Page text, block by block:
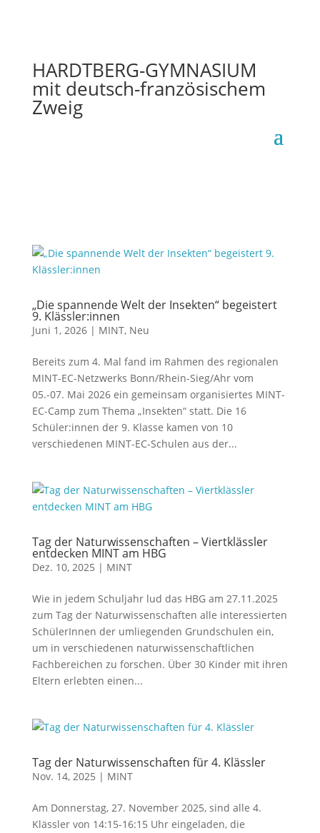
HARDTBERG-GYMNASIUM
mit deutsch-französischem
Zweig
„Die spannende Welt der Insekten“ begeistert
9. Klässler:innen
Juni 1, 2026| MINT, Neu
Bereits zum 4. Mal fand im Rahmen des regionalen
MINT-EC-Netzwerks Bonn/Rhein-Sieg/Ahr vom
05.-07. Mai 2026 ein gemeinsam organisiertes MINT-
EC-Camp zum Thema „Insekten“ statt. Die 16
Schüler:innen der 9. Klasse kamen von 10
verschiedenen MINT-EC-Schulen aus der...
Tag der Naturwissenschaften – Viertklässler
entdecken MINT am HBG
Dez. 10, 2025 | MINT
Wie in jedem Schuljahr lud das HBG am 27.11.2025
zum Tag der Naturwissenschaften alle interessierten
SchülerInnen der umliegenden Grundschulen ein,
um in verschiedenen naturwissenschaftlichen
Fachbereichen zu forschen. Über 30 Kinder mit ihren
Eltern erlebten einen...
Tag der Naturwissenschaften für 4. Klässler
Nov. 14, 2025 | MINT
Am Donnerstag, 27. November 2025, sind alle 4.
Klässler von 14:15-16:15 Uhr eingeladen, die